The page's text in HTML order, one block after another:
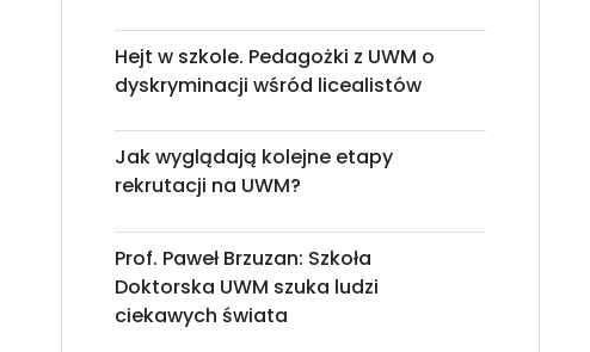
Hejt w szkole. Pedagożki z UWM o
dyskryminacji wśród licealistów
Jak wyglądają kolejne etapy
rekrutacji na UWM?
Prof. Paweł Brzuzan: Szkoła
Doktorska UWM szuka ludzi
ciekawych świata